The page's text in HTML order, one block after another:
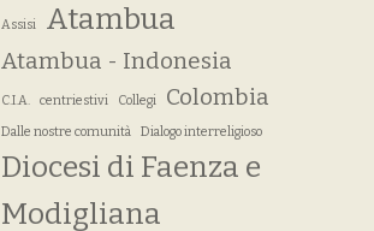
Assisi Atambua
Atambua - Indonesia
C.I.A. centriestivi Collegi Colombia
Dalle nostre comunità Dialogo interreligioso
Diocesi di Faenza e
Modigliana